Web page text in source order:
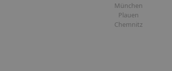
München
Plauen
Chemnitz